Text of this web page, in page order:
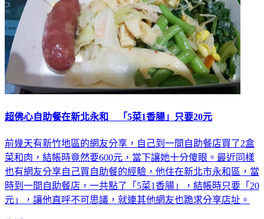
超佛心自助餐在新北永和 「5菜1香腸」只要20元
前幾天有新竹地區的網友分享，自己到一間自助餐店買了2盒
菜和肉，結帳時竟然要600元，當下讓她十分傻眼。最近同樣
也有網友分享自己買自助餐的經驗，他住在新北市永和區，當
時到一間自助餐店，一共點了「5菜1香腸」，結帳時只要「20
元」，讓他直呼不可思議，就連其他網友也跪求分享店址。